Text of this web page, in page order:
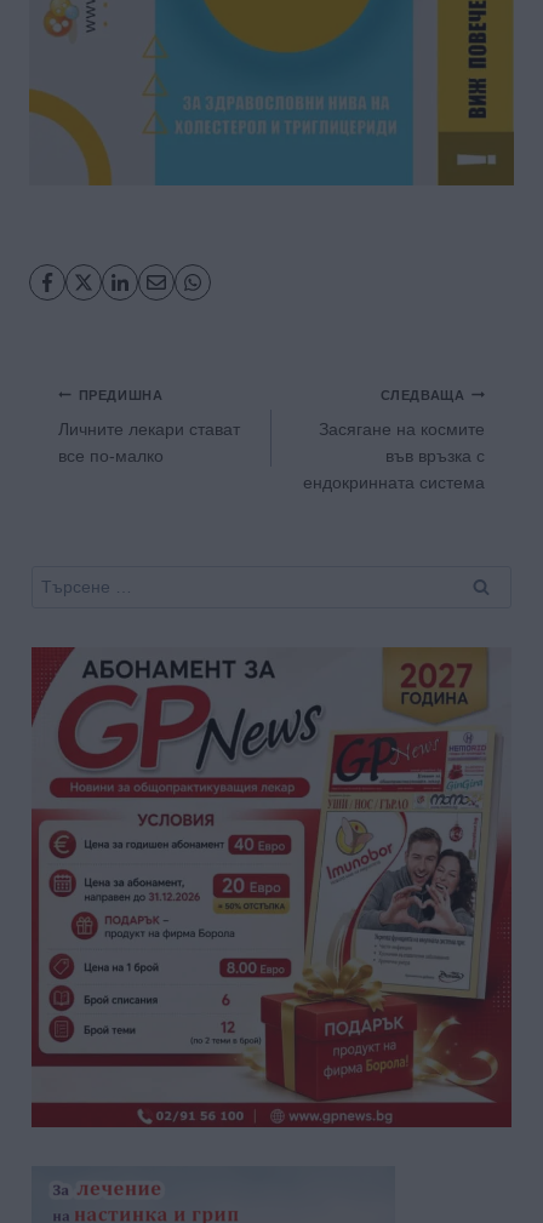
Навигация
ПРЕДИШНА
Личните лекари стават
все по-малко
СЛЕДВАЩА
Засягане на космите
във връзка с
ендокринната система
Търсене